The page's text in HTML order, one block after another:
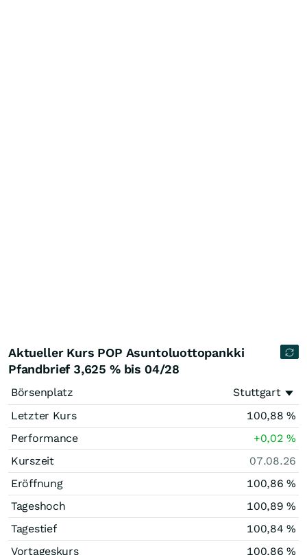
Aktueller Kurs POP Asuntoluottopankki
Pfandbrief 3,625 % bis 04/28
Börsenplatz
Stuttgart
Letzter Kurs
100,88 %
Performance
+0,02%
Kurszeit
07.08.26
Eröffnung
100,86 %
Tageshoch
100,89 %
Tagestief
100,84 %
Vortageskurs
100,86%